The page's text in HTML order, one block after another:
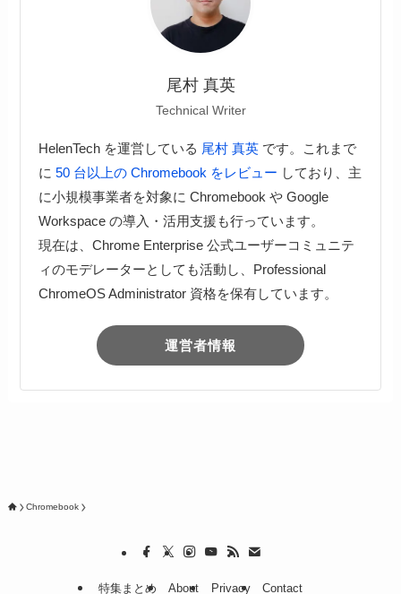
尾村 真英
Technical Writer
HelenTech を運営している 尾村 真英です。これまで
に 50 台以上の Chromebook をレビュー しており、主
に小規模事業者を対象に Chromebook や Google
Workspace の導入・活用支援も行っています。
現在は、Chrome Enterprise 公式ユーザーコミュニテ
ィのモデレーターとしても活動し、Professional
ChromeOS Administrator 資格を保有しています。
運営者情報
Chromebook
特集まとめ About Privacy Contact